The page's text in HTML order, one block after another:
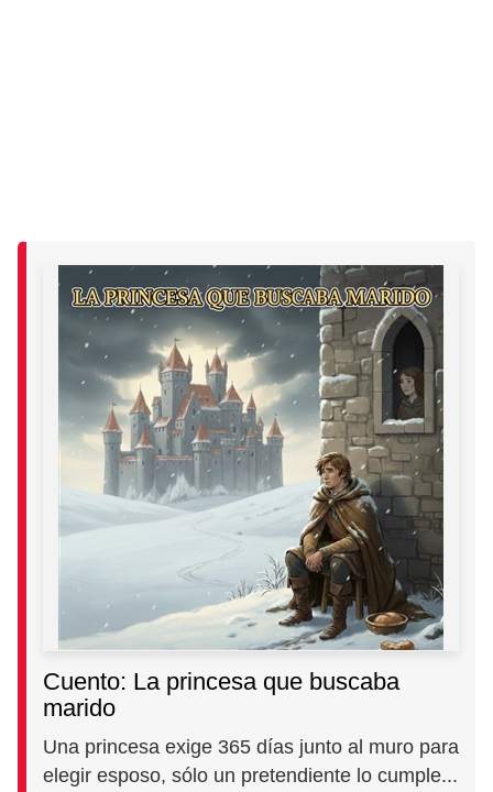
Cuento: La princesa que buscaba
marido
Una princesa exige 365 días junto al muro para
elegir esposo, sólo un pretendiente lo cumple...